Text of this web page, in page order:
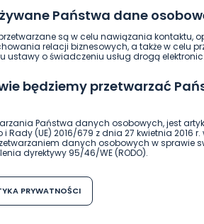
Państwa dane
są w celu nawiązania kontaktu,
relacji biznesowych, a także w celu
ustawy o świadczeniu usług drogą
będziemy przetwarzać
Państwa danych osobowych, jest
Rady (UE) 2016/679 z dnia 27 kwietnia 2016
danych osobowych w sprawie
dyrektywy 95/46/WE (RODO).
cofnięcia zgody?
jest dobrowolne, nie jest wymogiem
PRYWATNOŚCI